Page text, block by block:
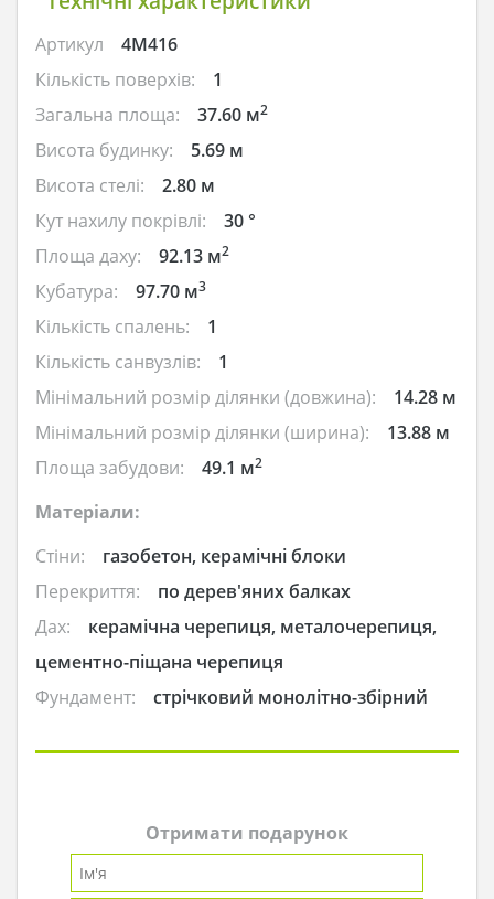
Артикул
4M416
Кількість поверхів:
1
Загальна площа:
37.60 м2
Висота будинку:
5.69 м
Висота стелі:
2.80 м
Кут нахилу покрівлі:
30 °
Площа даху:
92.13 м2
Кубатура: 97.70 м3
Кількість спалень:
1
Кількість санвузлів:
1
Мінімальний розмір ділянки (довжина):
14.28 м
Мінімальний розмір ділянки (ширина):
13.88 м
Площа забудови:
49.1 м2
Матеріали:
Стіни:
газобетон, керамічні блоки
Перекриття:
по дерев'яних балках
Дах:
керамічна черепиця, металочерепиця,
цементно-піщана черепиця
Фундамент:
стрічковий монолітно-збірний
Отримати подарунок